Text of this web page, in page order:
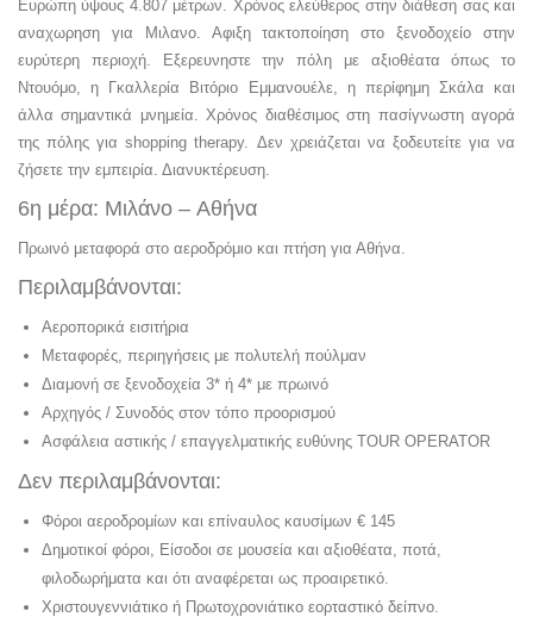
Ευρώπη ύψους 4.807 μέτρων. Χρόνος ελεύθερος στην διάθεση σας και
αναχωρηση για Μιλανο. Αφιξη τακτοποίηση στο ξενοδοχείο στην
ευρύτερη περιοχή. Εξερευνηστε την πόλη με αξιοθέατα όπως το
Ντουόμο, η Γκαλλερία Βιτόριο Εμμανουέλε, η περίφημη Σκάλα και
άλλα σημαντικά μνημεία. Χρόνος διαθέσιμος στη πασίγνωστη αγορά
της πόλης για shopping therapy. Δεν χρειάζεται να ξοδευτείτε για να
ζήσετε την εμπειρία. Διανυκτέρευση.
6η μέρα: Μιλάνο – Αθήνα
Πρωινό μεταφορά στο αεροδρόμιο και πτήση για Αθήνα.
Περιλαμβάνονται:
Αεροπορικά εισιτήρια
Μεταφορές, περιηγήσεις με πολυτελή πούλμαν
Διαμονή σε ξενοδοχεία 3* ή 4* με πρωινό
Αρχηγός / Συνοδός στον τόπο προορισμού
Ασφάλεια αστικής / επαγγελματικής ευθύνης TOUR OPERATOR
Δεν περιλαμβάνονται:
Φόροι αεροδρομίων και επίναυλος καυσίμων € 145
Δημοτικοί φόροι, Είσοδοι σε μουσεία και αξιοθέατα, ποτά,
φιλοδωρήματα και ότι αναφέρεται ως προαιρετικό.
Χριστουγεννιάτικο ή Πρωτοχρονιάτικο εορταστικό δείπνο.